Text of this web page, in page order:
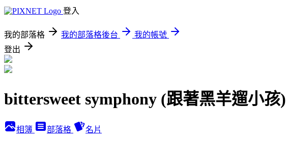
登入
我的部落格 我的部落格後台
我的帳號
登出
bittersweet symphony (跟著黑羊遛小孩)
相簿 部落格 名片